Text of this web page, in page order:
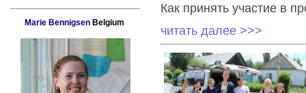
Marie BennigsenBelgium
Как принять участие в
читать далее >>>